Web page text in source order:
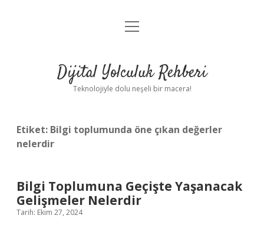
Anasayfa
Yasal Uyarı
menüyü
Dijital Yolculuk Rehberi
Teknolojiyle dolu neşeli bir macera!
Etiket: Bilgi toplumunda öne çıkan değerler
nelerdir
Bilgi Toplumuna Geçişte Yaşanacak
Gelişmeler Nelerdir
Tarih: Ekim 27, 2024